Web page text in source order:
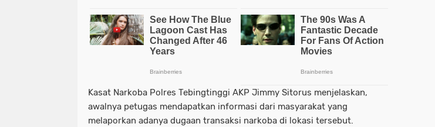
Kasat Narkoba Polres Tebingtinggi AKP Jimmy Sitorus menjelaskan,
awalnya petugas mendapatkan informasi dari masyarakat yang
melaporkan adanya dugaan transaksi narkoba di lokasi tersebut.